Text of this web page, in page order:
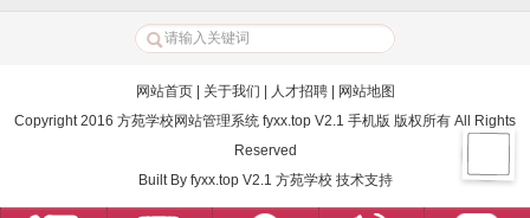
网站首页| 关于我们 人才招聘|
网站地图
Copyright 2016 方苑学校网站管理系统 fyxx.top V2.1 手机版 版权所有 All Rights
Reserved
Built By fyxx.top V2.1 方苑学校技术支持